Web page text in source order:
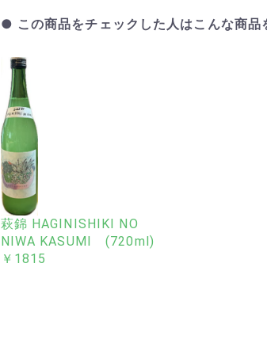
● この商品をチェックした人はこんな商品
萩錦 HAGINISHIKI NO
NIWA KASUMI (720ml)
￥1815